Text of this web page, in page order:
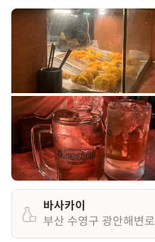
바사카이
부산 수영구 광안해변